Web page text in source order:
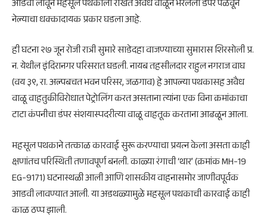
आडवी लावून महसूल पथकाला रोखत अवैध वाळूने भरलेला डंपर पळवून
नेल्याचा धक्कादायक प्रकार घडला आहे.
ही घटना २७ जून रोजी रात्री सुमारे साडेदहा वाजण्याच्या सुमारास शिरसोली प्र.
न. येथील इंदिरानगर परिसरात घडली. नायब तहसीलदार राहुल नगराज वाघ
(वय ३९, रा. अल्पबचत भवन परिसर, जळगाव) हे आपल्या पथकासह अवैध
वाळू वाहतुकीविरोधात पेट्रोलिंग करत असताना त्यांना एक विना क्रमांकाचा
टाटा कंपनीचा डंपर संशयास्पदरीत्या वाळू वाहतूक करताना आढळून आला.
महसूल पथकाने तत्काळ कारवाई सुरू करण्याचा प्रयत्न केला असता काही
क्षणांतच परिस्थिती तणावपूर्ण बनली. काळ्या रंगाची ‘थार’ (क्रमांक MH-19
EG-9171) घटनास्थळी आली आणि शासकीय वाहनासमोर जाणीवपूर्वक
आडवी लावण्यात आली. या अडथळ्यामुळे महसूल पथकाची कारवाई काही
काळ ठप्प झाली.